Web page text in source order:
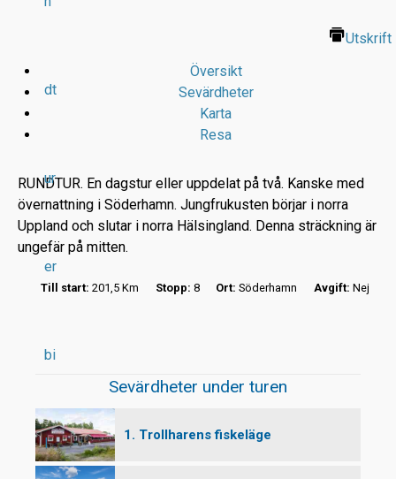
dt
ur
er
bi
l
Utskrift
Översikt
Sevärdheter
Karta
Resa
RUNDTUR. En dagstur eller uppdelat på två. Kanske med
övernattning i Söderhamn. Jungfrukusten börjar i norra
Uppland och slutar i norra Hälsingland. Denna sträckning är
ungefär på mitten.
Till start: 201,5 Km Stopp: 8 Ort: Söderhamn Avgift: Nej
Sevärdheter under turen
1. Trollharens fiskeläge